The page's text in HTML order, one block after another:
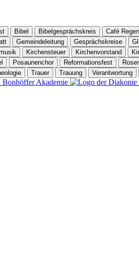
Bibel Bibelgesprächskreis Café
Gemeindeleitung Gesprächskreise
Kirchensteuer Kirchenvorstand
Posaunenchor Reformationsfest
Trauer Trauung Verantwortung